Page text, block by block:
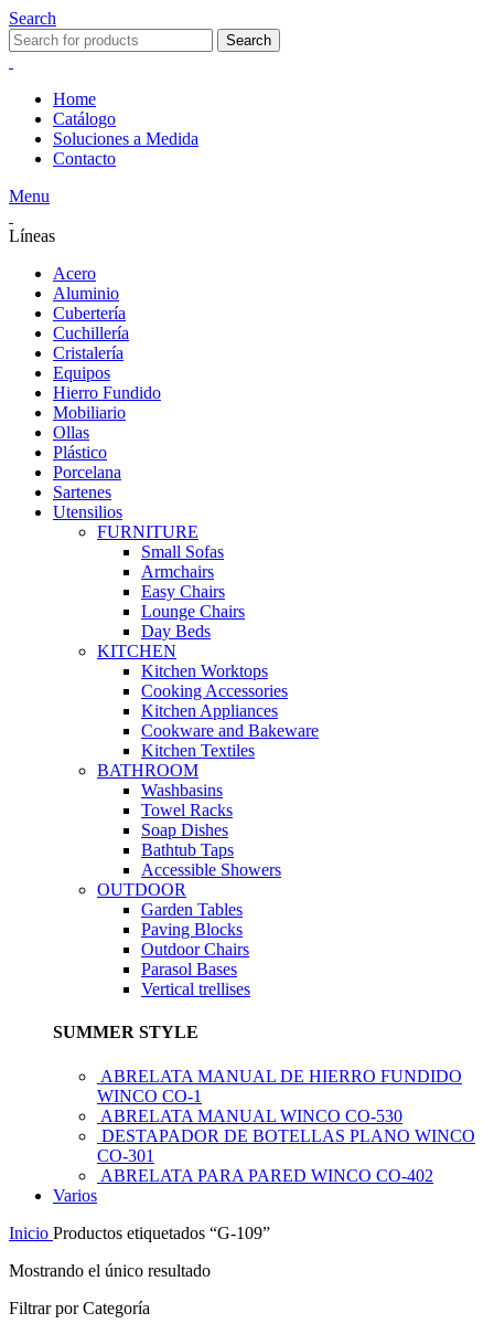
Search
Search
Home
Catálogo
Soluciones a Medida
Contacto
Menu
Líneas
Acero
Aluminio
Cubertería
Cuchillería
Cristalería
Equipos
Hierro Fundido
Mobiliario
Ollas
Plástico
Porcelana
Sartenes
Utensilios
FURNITURE
Small Sofas
Armchairs
Easy Chairs
Lounge Chairs
Day Beds
KITCHEN
Kitchen Worktops
Cooking Accessories
Kitchen Appliances
Cookware and Bakeware
Kitchen Textiles
BATHROOM
Washbasins
Towel Racks
Soap Dishes
Bathtub Taps
Accessible Showers
OUTDOOR
Garden Tables
Paving Blocks
Outdoor Chairs
Parasol Bases
Vertical trellises
SUMMER STYLE
ABRELATA MANUAL DE HIERRO FUNDIDO
WINCO CO-1
ABRELATA MANUAL WINCO CO-530
DESTAPADOR DE BOTELLAS PLANO WINCO
CO-301
ABRELATA PARA PARED WINCO CO-402
Varios
Inicio Productos etiquetados “G-109”
Mostrando el único resultado
Filtrar por Categoría